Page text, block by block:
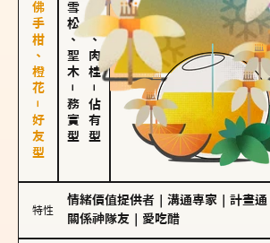
佛手柑、橙花－好友型 雪松、聖木
－
務實型
胡椒、肉桂
－
佔有型
特性
情緒價值提供者 溝通專家 計畫通
關係神隊友
愛吃醋